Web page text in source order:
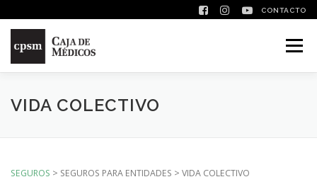
CONTACTO
Menú
VIDA COLECTIVO
SEGUROS > SEGUROS PARA ENTIDADES > VIDA COLECTIVO